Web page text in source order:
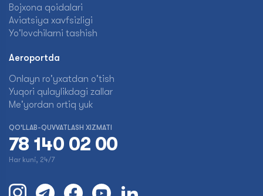
Bojxona qoidalari
Aviatsiya xavfsizligi
Yo'lovchilarni tashish
Aeroportda
Onlayn ro'yxatdan o'tish
Yuqori qulaylikdagi zallar
Me'yordan ortiq yuk
QO'LLAB-QUVVATLASH XIZMATI
78 140 02 00
Har kuni, 24/7